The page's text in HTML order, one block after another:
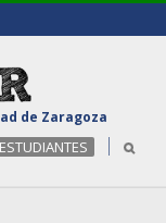
de Zaragoza
ESTUDIANTES